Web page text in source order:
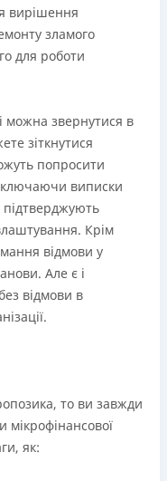
в будь-яком
(сума операцій та
(операція
при
при відповідному
та управління
(відсутність
центром)
необмежений
кредитної лінії 5
які споживчі
клієнтів
вирішення
зламого
для роботи
можна звернутися в
зіткнутися
попросити
виписки
підтверджують
Крім
відмови у
Але є і
відмови в
то ви завжди
як: